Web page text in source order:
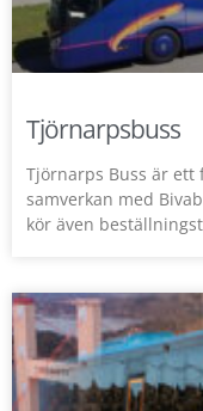
Tjörnarpsbuss
Tjörnarps Buss är ett
samverkan med
kör även